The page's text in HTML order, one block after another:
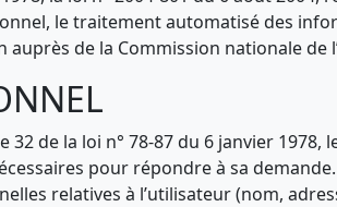
le traitement automatisé des
de la Commission nationale de
de la loi n° 78-87 du 6 janvier
pour répondre à sa
relatives à l’utilisateur (nom,